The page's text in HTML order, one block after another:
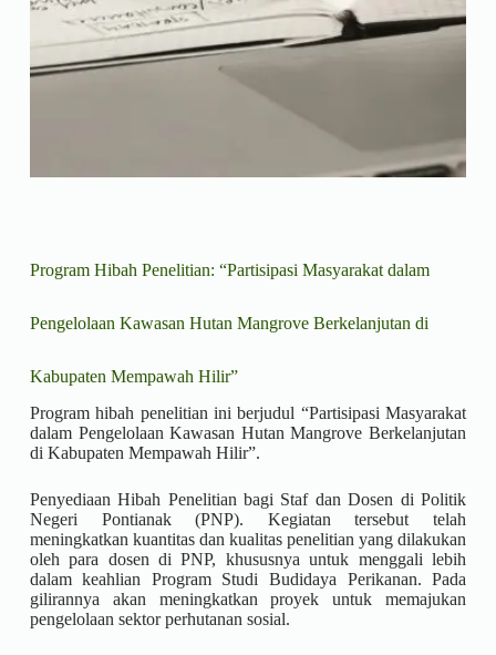
Program Hibah Penelitian: “Partisipasi Masyarakat dalam
Pengelolaan Kawasan Hutan Mangrove Berkelanjutan di
Kabupaten Mempawah Hilir”
Program hibah penelitian ini berjudul “Partisipasi Masyarakat
dalam Pengelolaan Kawasan Hutan Mangrove Berkelanjutan
di Kabupaten Mempawah Hilir”.
Penyediaan Hibah Penelitian bagi Staf dan Dosen di Politik
Negeri Pontianak (PNP). Kegiatan tersebut telah
meningkatkan kuantitas dan kualitas penelitian yang dilakukan
oleh para dosen di PNP, khususnya untuk menggali lebih
dalam keahlian Program Studi Budidaya Perikanan. Pada
gilirannya akan meningkatkan proyek untuk memajukan
pengelolaan sektor perhutanan sosial.